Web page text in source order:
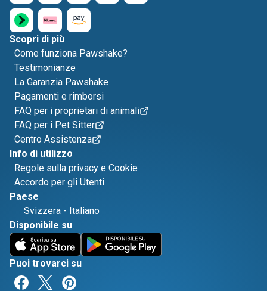
Scopri di più
Come funziona Pawshake?
Testimonianze
La Garanzia Pawshake
Pagamenti e rimborsi
FAQ per i proprietari di animali
FAQ per i Pet Sitter
Centro Assistenza
Info di utilizzo
Regole sulla privacy e Cookie
Accordo per gli Utenti
Paese
Svizzera - Italiano
Disponibile su
Puoi trovarci su